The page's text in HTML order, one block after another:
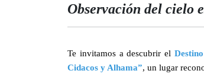
Observación del cielo
Te invitamos a descubrir el
Cidacos y Alhama”, un lugar